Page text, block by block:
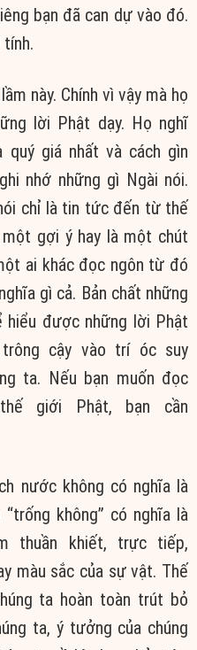
bạn đã can dự vào đó.
này. Chính vì vậy mà họ
lời Phật dạy. Họ nghĩ
quý giá nhất và cách gìn
nhớ những gì Ngài nói.
chỉ là tin tức đến từ thế
gợi ý hay là một chút
ai khác đọc ngôn từ đó
gì cả. Bản chất những
được những lời Phật
cậy vào trí óc suy
ta. Nếu bạn muốn đọc
giới Phật, bạn cần
nước không có nghĩa là
không” có nghĩa là
thuần khiết, trực tiếp,
màu sắc của sự vật. Thế
ta hoàn toàn trút bỏ
ta, ý tưởng của chúng